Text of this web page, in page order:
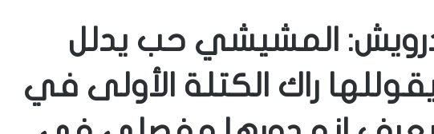
المشيشي حب يدلل
راك الكتلة الأولى في